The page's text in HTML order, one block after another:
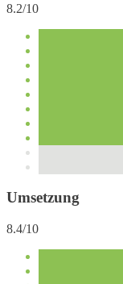
8.2/10
Umsetzung
8.4/10